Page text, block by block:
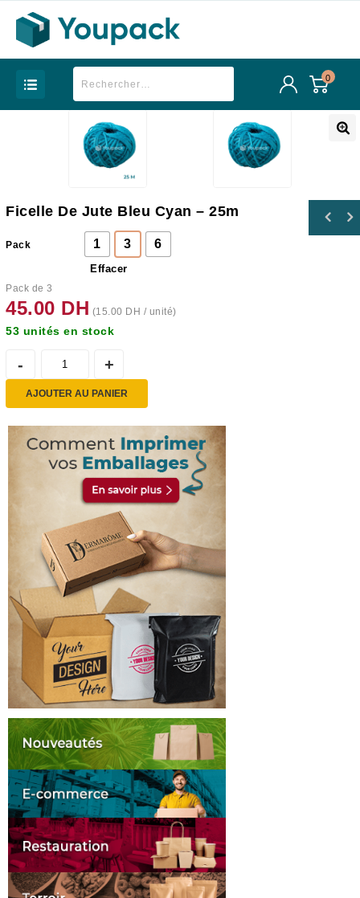
0
Ficelle De Jute Bleu Cyan – 25m
Pack 1 3 6
Effacer
Pack de 3
45.00 DH (15.00 DH / unité)
53 unités en stock
AJOUTER AU PANIER